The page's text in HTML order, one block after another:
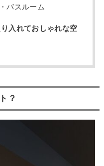
バスルーム
入れておしゃれな空
？